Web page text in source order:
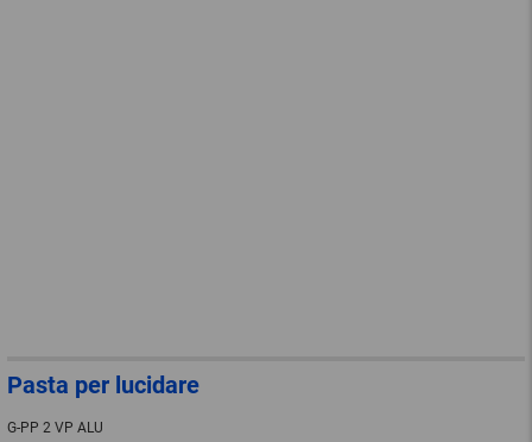
Pasta per lucidare
G-PP 2 VP ALU